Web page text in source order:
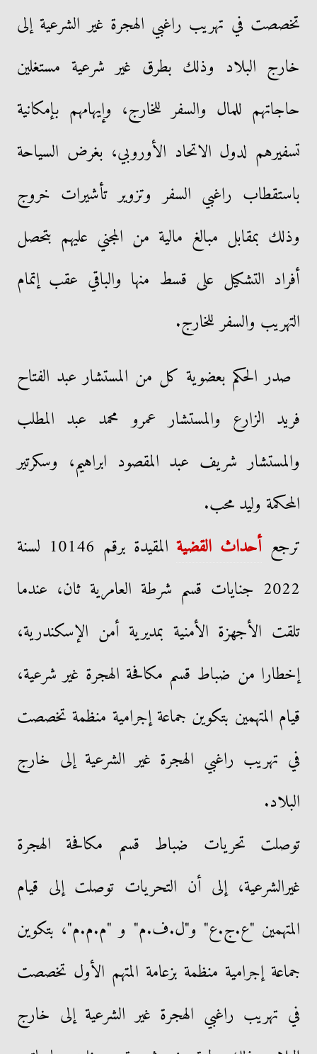
تخصصت في تهريب راغبي الهجرة غير الشرعية إلى
خارج البلاد وذلك بطرق غير شرعية مستغلين
حاجاتهم للمال والسفر للخارج، وإيهامهم بإمكانية
تسفيرهم لدول الاتحاد الأوروبي، بغرض السياحة
باستقطاب راغبي السفر وتزوير تأشيرات خروج
وذلك بمقابل مبالغ مالية من المجني عليهم بتحصل
أفراد التشكيل على قسط منها والباقي عقب إتمام
التهريب والسفر للخارج.
صدر الحكم بعضوية كل من المستشار عبد الفتاح
فريد الزارع والمستشار عمرو محمد عبد المطلب
والمستشار شريف عبد المقصود ابراهيم، وسكرتير
المحكمة وليد محب.
ترجعأحداث القضية
المقيدة برقم 10146 لسنة
2022 جنايات قسم شرطة العامرية ثان، عندما
تلقت الأجهزة الأمنية بمديرية أمن الإسكندرية،
إخطارا من ضباط قسم مكافحة الهجرة غير شرعية،
قيام المتهمين بتكوين جماعة إجرامية منظمة تخصصت
في تهريب راغبي الهجرة غير الشرعية إلى خارج
البلاد.
توصلت تحريات ضباط قسم مكافحة الهجرة
غيرالشرعية، إلى أن التحريات توصلت إلى قيام
المتهمين "ع.ج.ع" و"ل.ف.م" و "م.م.م"، بتكوين
جماعة إجرامية منظمة بزعامة المتهم الأول تخصصت
في تهريب راغبي الهجرة غير الشرعية إلى خارج